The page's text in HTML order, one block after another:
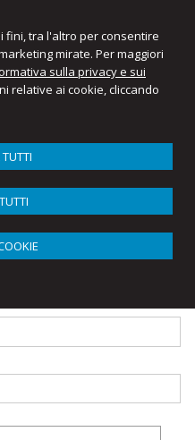
fini, tra l'altro per consentire
mirate. Per maggiori
sulla privacy e sui
relative ai cookie, cliccando
Menu
newsletter